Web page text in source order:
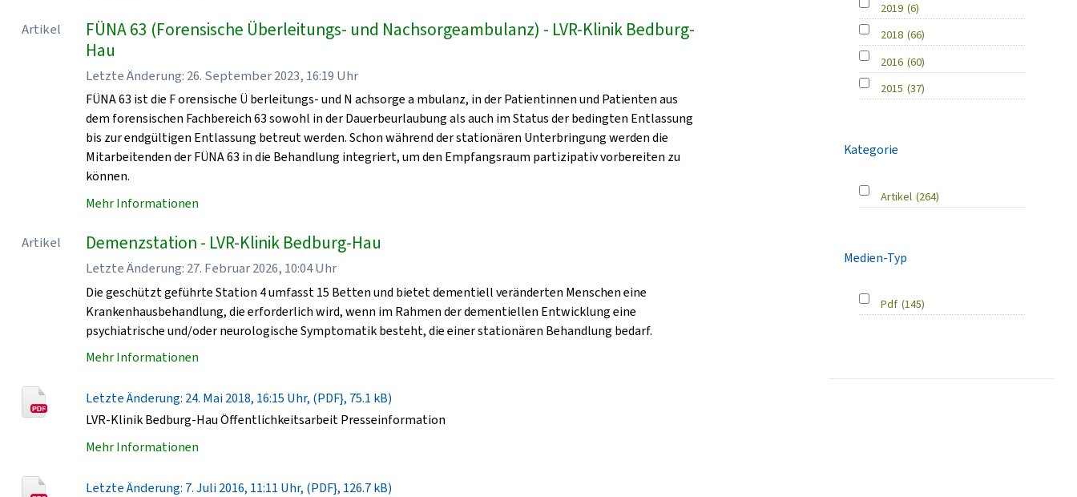
Artikel
FÜNA 63 (Forensische Überleitungs- und Nachsorgeambulanz) - LVR-Klinik Bedburg-
Hau
Letzte Änderung: 26. September 2023, 16:19 Uhr
FÜNA 63 ist die F orensische Ü berleitungs- und N achsorge a mbulanz, in der Patientinnen und Patienten aus
dem forensischen Fachbereich 63 sowohl in der Dauerbeurlaubung als auch im Status der bedingten Entlassung
bis zur endgültigen Entlassung betreut werden. Schon während der stationären Unterbringung werden die
Mitarbeitenden der FÜNA 63 in die Behandlung integriert, um den Empfangsraum partizipativ vorbereiten zu
können.
Mehr Informationen
Artikel Demenzstation - LVR-Klinik Bedburg-Hau
Letzte Änderung: 27. Februar 2026, 10:04 Uhr
Die geschützt geführte Station 4 umfasst 15 Betten und bietet dementiell veränderten Menschen eine
Krankenhausbehandlung, die erforderlich wird, wenn im Rahmen der dementiellen Entwicklung eine
psychiatrische und/oder neurologische Symptomatik besteht, die einer stationären Behandlung bedarf.
Mehr Informationen
Letzte Änderung: 24. Mai 2018, 16:15 Uhr, (PDF}, 75.1 kB)
LVR-Klinik Bedburg-Hau Öffentlichkeitsarbeit Presseinformation
Mehr Informationen
Letzte Änderung: 7. Juli 2016, 11:11 Uhr, (PDF}, 126.7 kB)
2019 (6)
2018 (66)
2016 (60)
2015 (37)
Kategorie
Artikel (264)
Medien-Typ
Pdf (145)